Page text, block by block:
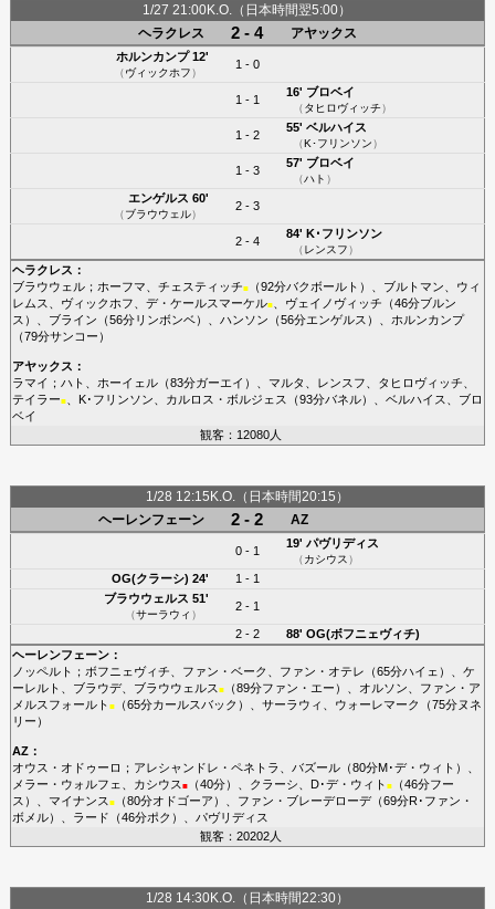
1/27 21:00K.O.（日本時間翌5:00）
ヘラクレス
2 - 4 アヤックス
ホルンカンプ12'
（ヴィックホフ）
1 - 0
1 - 1
16' ブロベイ
（タヒロヴィッチ）
1 - 2
55' ベルハイス
（K･フリンソン）
1 - 3
57' ブロベイ
（ハト ）
エンゲルス 60'
（ブラウウェル）
2 - 3
2 - 4
84' K･フリンソン
（レンスフ）
ヘラクレス ：
ブラウウェル； ホーフマ チェスティッチ■（92分バクボールト ）、 ブルトマン
ウィ
レムス
ヴィックホフ デ・ケールスマーケル■、 ヴェイノヴィッチ （46分ブルン
ス ）、 ブライン （56分リンボンベ）、 ハンソン （56分エンゲルス ）、 ホルンカンプ
（79分サンコー ）
アヤックス ：
ラマイ ； ハト ホーイェル（83分ガーエイ ）、 マルタ レンスフ タヒロヴィッチ
テイラー■、 K･フリンソン カルロス・ボルジェス （93分バネル）、 ベルハイス
ブロ
ベイ
観客：12080人
1/28 12:15K.O.（日本時間20:15）
ヘーレンフェーン
2 - 2 AZ
0 - 1
19' パヴリディス
（カシウス ）
OG(クラーシ) 24'
1 - 1
ブラウウェルス 51'
（サーラウィ ）
2 - 1
2 - 2 88' OG(ボフニェヴィチ)
ヘーレンフェーン：
ノッペルト ； ボフニェヴィチ ファン・ベーク ファン・オテレ （65分ハイェ ）、 ケ
ーレルト
ブラウデ、 ブラウウェルス ■（89分ファン・エー ）、 オルソン
ファン・ア
メルスフォールト ■（65分カールスバック ）、 サーラウィ ウォーレマーク （75分ヌネ
リー ）
AZ：
オウス・オドゥーロ ； アレシャンドレ・ペネトラ バズール（80分M･デ・ウィト ）、
メラー・ウォルフェ
カシウス ■（40分）、 クラーシ D･デ・ウィト ■（46分フー
ス ）、 マイナンス ■（80分オドゴーア ）、 ファン・ブレーデローデ（69分R･ファン・
ボメル）、 ラード （46分ポク ）、 パヴリディス
観客：20202人
1/28 14:30K.O.（日本時間22:30）